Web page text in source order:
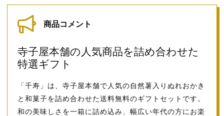
商品コメント
寺子屋本舗の人気商品を詰め合わせた
特選ギフト
「千寿」は、寺子屋本舗で人気の自然薯入りぬれおかき
と和菓子を詰め合わせた送料無料のギフトセットです。
和の美味しさを一箱に詰め込み、幅広い年代の方にお楽